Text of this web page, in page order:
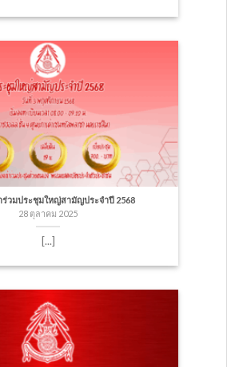
ร่วมประชุมใหญ่สามัญประจำปี 2568
28 ตุลาคม 2025
[...]